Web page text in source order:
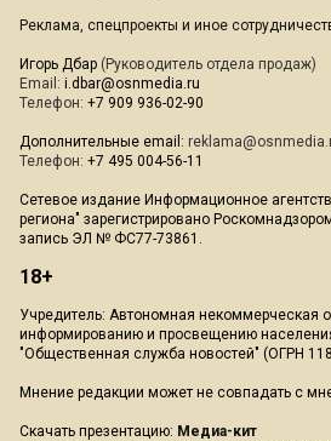
Реклама, спецпроекты и иное
Игорь Дбар (Руководитель отдела продаж)
Email: i.dbar@osnmedia.ru
Телефон: +7 909 936-02-90
Дополнительные email:
Телефон: +7 495 004-56-11
Сетевое издание Информационное
региона" зарегистрировано
запись ЭЛ № ФС77-73861.
18+
Учредитель: Автономная некоммерческая
информированию и просвещению
"Общественная служба новостей" (ОГРН
Мнение редакции может не совпадать с
Скачать презентацию: Медиа-кит